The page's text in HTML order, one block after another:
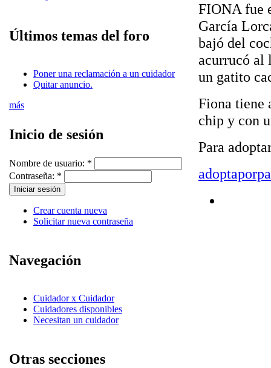
Últimos temas del foro
Poner una reclamación a un cuidador
Quitar anuncio.
más
Inicio de sesión
Nombre de usuario: *
Contraseña: *
Crear cuenta nueva
Solicitar nueva contraseña
Navegación
Cuidador x Cuidador
Cuidadores disponibles
Necesitan un cuidador
Otras secciones
FIONA fue
García
bajó del
acurrucó al
un gatito
Fiona tiene
chip y con
Para